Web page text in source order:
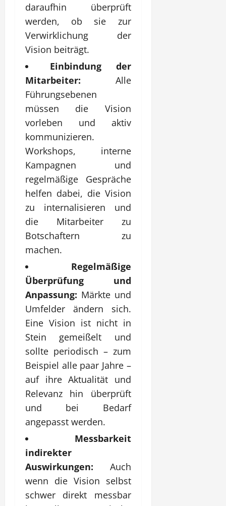
daraufhin überprüft
werden, ob sie zur
Verwirklichung der
Vision beiträgt.
Einbindung der
Mitarbeiter: Alle
Führungsebenen
müssen die Vision
vorleben und aktiv
kommunizieren.
Workshops, interne
Kampagnen und
regelmäßige Gespräche
helfen dabei, die Vision
zu internalisieren und
die Mitarbeiter zu
Botschaftern zu
machen.
Regelmäßige
Überprüfung und
Anpassung: Märkte und
Umfelder ändern sich.
Eine Vision ist nicht in
Stein gemeißelt und
sollte periodisch – zum
Beispiel alle paar Jahre –
auf ihre Aktualität und
Relevanz hin überprüft
und bei Bedarf
angepasst werden.
Messbarkeit
indirekter
Auswirkungen: Auch
wenn die Vision selbst
schwer direkt messbar